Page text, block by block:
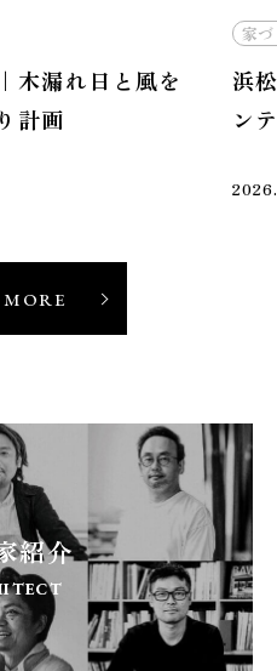
なら｜上質なイ
空間づくり
見
さ
紹介